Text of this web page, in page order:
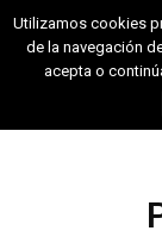
Utilizamos cookies
de la navegación
acepta o